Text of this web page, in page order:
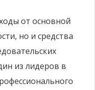
от основной
но и средства
из лидеров в